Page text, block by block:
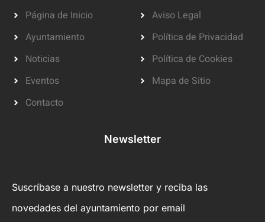
Página de Inicio
Ayuntamiento
Noticias
Eventos
Contacto
Aviso Legal
Política de Privacidad
Política de Cookies
Mapa de Sitio
Newsletter
Suscríbase a nuestro newsletter y reciba las
novedades del ayuntamiento por email